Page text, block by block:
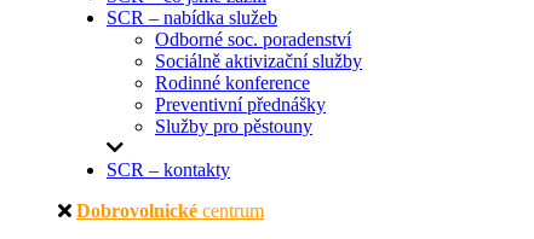
SCR – nabídka služeb
Odborné soc. poradenství
Sociálně aktivizační služby
Rodinné konference
Preventivní přednášky
Služby pro pěstouny
SCR – kontakty
Dobrovolnické centrum